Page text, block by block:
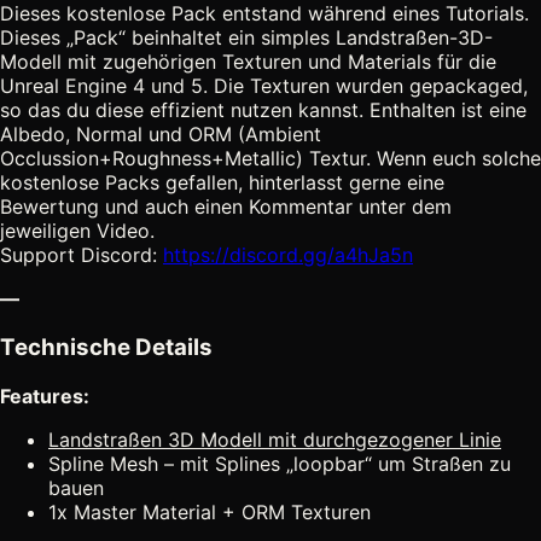
Dieses kostenlose Pack entstand während eines Tutorials.
Dieses „Pack“ beinhaltet ein simples Landstraßen-3D-
Modell mit zugehörigen Texturen und Materials für die
Unreal Engine 4 und 5. Die Texturen wurden gepackaged,
so das du diese effizient nutzen kannst. Enthalten ist eine
Albedo, Normal und ORM (Ambient
Occlussion+Roughness+Metallic) Textur. Wenn euch solche
kostenlose Packs gefallen, hinterlasst gerne eine
Bewertung und auch einen Kommentar unter dem
jeweiligen Video.
Support Discord: https://discord.gg/a4hJa5n
—
Technische Details
Features:
Landstraßen 3D Modell mit durchgezogener Linie
Spline Mesh – mit Splines „loopbar“ um Straßen zu
bauen
1x Master Material + ORM Texturen